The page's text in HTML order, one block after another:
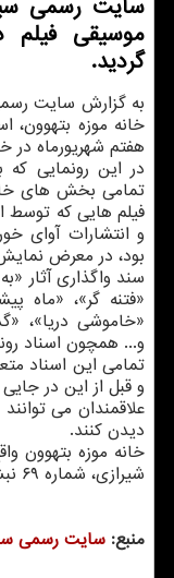
سایت رسمی
موسیقی فیلم
گردید.
به گزارش سایت
خانه موزه بتهوون،
هفتم شهریورماه در
در این رونمایی
تمامی بخش های
فیلم هایی كه توسط
و انتشارات آوای
بود، در معرض
سند واگذاری آثار
«فتنه گر»، «ماه
«خاموشی دریا»،
و... همچون اسناد
تمامی این اسناد
و قبل از این در
دیدن كنند.
خانه موزه بتهوون
شیرازی، شماره ۶۹ نبش كوچه یازدهم است.
منبع: سایت رسمی